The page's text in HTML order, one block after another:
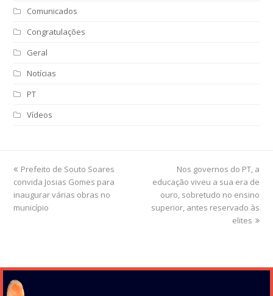
Comunicados
Congratulações
Geral
Notícias
PT
Vídeos
previous
post:
Prefeito de Souto Soares
convida Josias Gomes para
inaugurar várias obras no
município
next
post:
Nos governos do PT, a
educação viveu a sua era de
ouro, sobretudo no ensino
superior, antes reservado às
elites